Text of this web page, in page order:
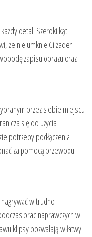
detal. Szeroki kąt
że nie umknie Ci żaden
zapisu obrazu oraz
przez siebie miejscu
się do użycia
potrzeby podłączenia
za pomocą przewodu
w trudno
prac naprawczych w
klipsy pozwalają w łatwy